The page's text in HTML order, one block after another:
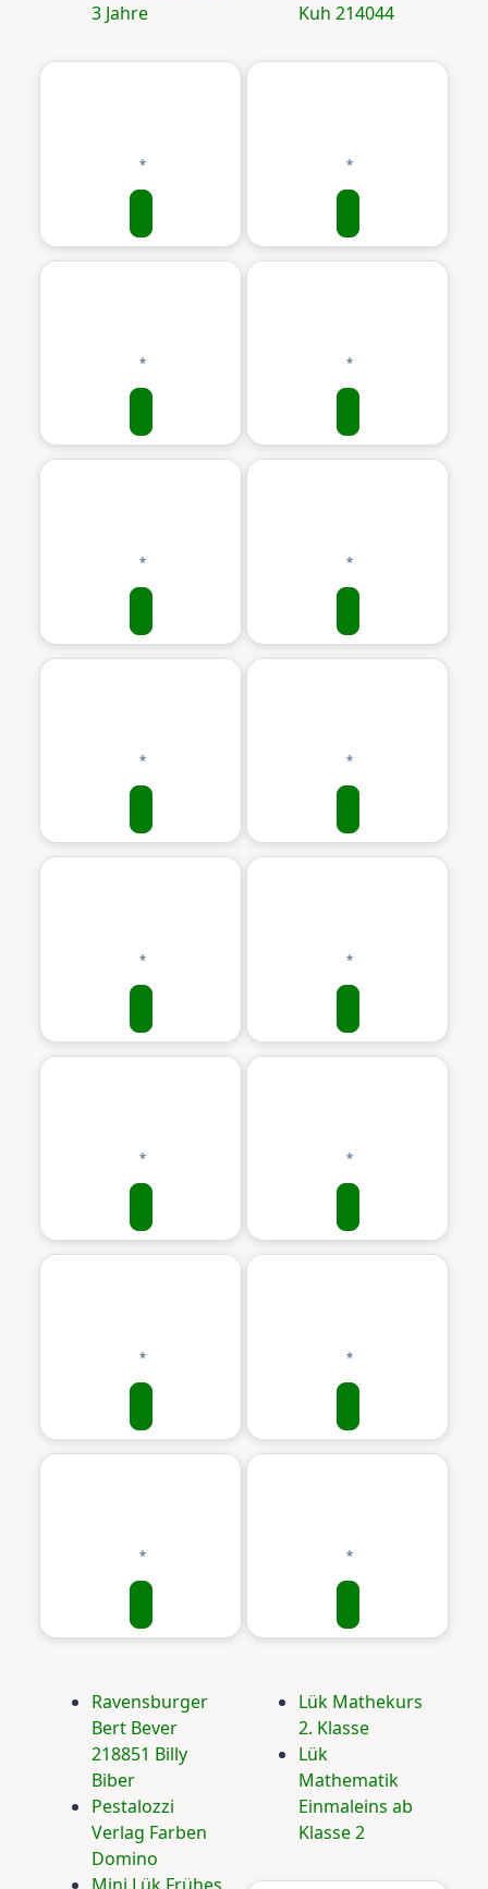
3 Jahre
Kuh 214044
Ravensburger
Bert Bever
218851 Billy
Biber
Pestalozzi
Verlag Farben
Domino
Lük Mathekurs
2. Klasse
Lük
Mathematik
Einmaleins ab
Klasse 2